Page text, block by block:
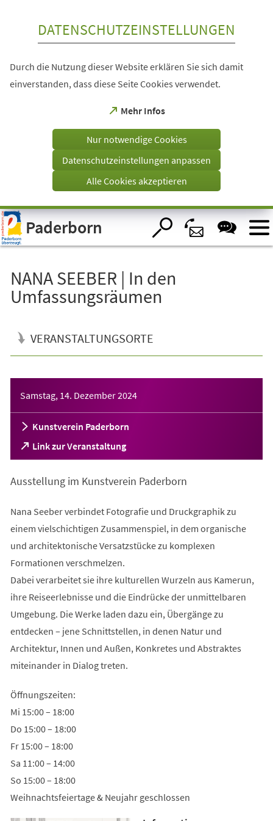
Visuelle
Assistenzsoftware
öffnen.
DATENSCHUTZEINSTELLUNGEN
Durch die Nutzung dieser Website erklären Sie sich damit
einverstanden, dass diese Seite Cookies verwendet.
Mehr Infos
(Öffnet
einem
Tab)
Nur notwendige Cookies
Datenschutzeinstellungen anpassen
Alle Cookies akzeptieren
Paderborn
NANA SEEBER | In den
Umfassungsräumen
VERANSTALTUNGSORTE
Samstag, 14. Dezember 2024
Kunstverein Paderborn
Link zur Veranstaltung
(Öffnet
in
neuen
Ausstellung im Kunstverein Paderborn
Nana Seeber verbindet Fotografie und Druckgraphik zu
einem vielschichtigen Zusammenspiel, in dem organische
und architektonische Versatzstücke zu komplexen
Formationen verschmelzen.
Dabei verarbeitet sie ihre kulturellen Wurzeln aus Kamerun,
ihre Reiseerlebnisse und die Eindrücke der unmittelbaren
Umgebung. Die Werke laden dazu ein, Übergänge zu
entdecken – jene Schnittstellen, in denen Natur und
Architektur, Innen und Außen, Konkretes und Abstraktes
miteinander in Dialog treten.
Öffnungszeiten:
Mi 15:00 – 18:00
Do 15:00 – 18:00
Fr 15:00 – 18:00
Sa 11:00 – 14:00
So 15:00 – 18:00
Weihnachtsfeiertage & Neujahr geschlossen